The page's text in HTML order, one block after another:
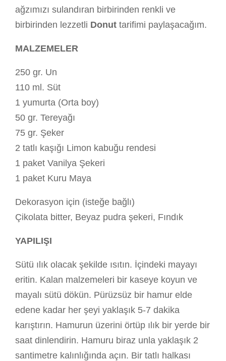
ağzımızı sulandıran birbirinden renkli ve
birbirinden lezzetli Donut tarifimi paylaşacağım.
MALZEMELER
250 gr. Un
110 ml. Süt
1 yumurta (Orta boy)
50 gr. Tereyağı
75 gr. Şeker
2 tatlı kaşığı Limon kabuğu rendesi
1 paket Vanilya Şekeri
1 paket Kuru Maya
Dekorasyon için (isteğe bağlı)
Çikolata bitter, Beyaz pudra şekeri, Fındık
YAPILIŞI
Sütü ılık olacak şekilde ısıtın. İçindeki mayayı
eritin. Kalan malzemeleri bir kaseye koyun ve
mayalı sütü dökün. Pürüzsüz bir hamur elde
edene kadar her şeyi yaklaşık 5-7 dakika
karıştırın. Hamurun üzerini örtüp ılık bir yerde bir
saat dinlendirin. Hamuru biraz unla yaklaşık 2
santimetre kalınlığında açın. Bir tatlı halkası